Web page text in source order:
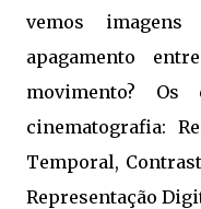
vemos
apagamento
movimento?
cinematografia:
Temporal,
Representação